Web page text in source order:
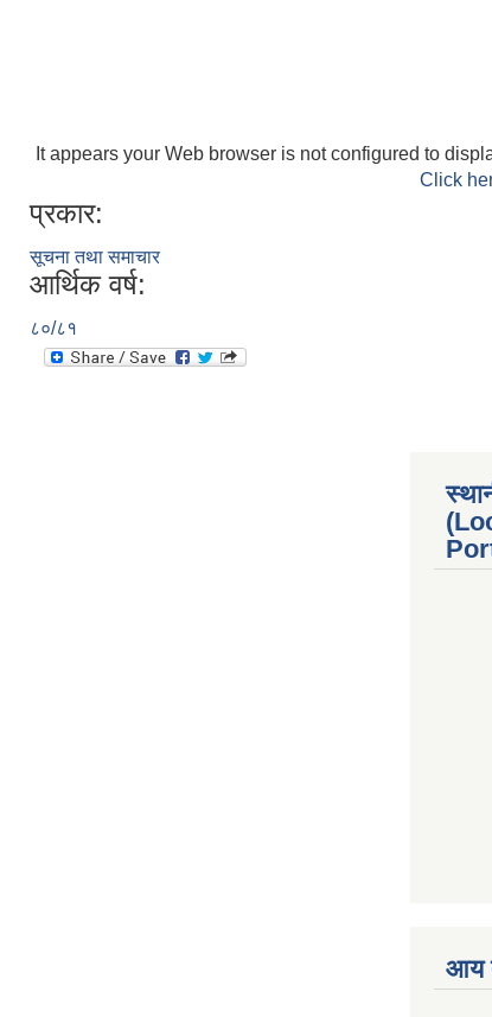
It appears your Web browser is not configured to
Click
प्रकार:
सूचना तथा समाचार
आर्थिक वर्ष:
८०/८१
आय